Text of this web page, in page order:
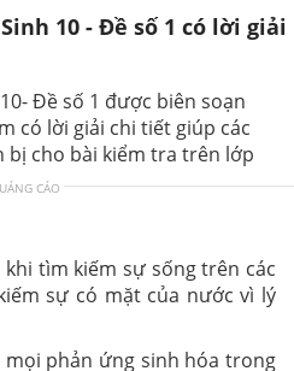
10 - Đề số 1 có lời giải
Đề số 1 được biên soạn
có lời giải chi tiết giúp các
bị cho bài kiểm tra trên lớp
CÁO
khi tìm kiếm sự sống trên các
sự có mặt của nước vì lý
phản ứng sinh hóa trong